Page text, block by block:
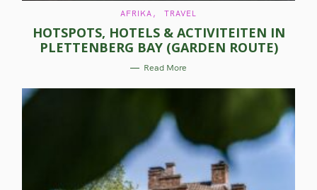
C
T
E
G
O
R
I
S
AFRIKA TRAVEL
HOTSPOTS, HOTELS & ACTIVITEITEN IN
PLETTENBERG BAY (GARDEN ROUTE)
Read More